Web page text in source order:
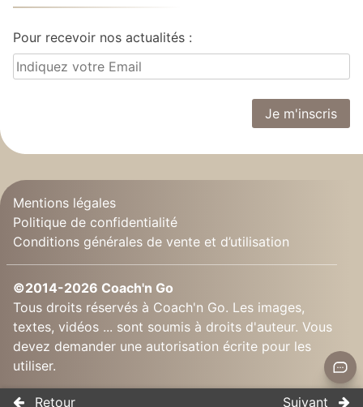
Pour recevoir nos actualités :
Mentions légales
Politique de confidentialité
Conditions générales de vente et d’utilisation
©2014-2026 Coach'n Go
Tous droits réservés à Coach'n Go. Les images,
textes, vidéos ... sont soumis à droits d'auteur. Vous
devez demander une autorisation écrite pour les
utiliser.